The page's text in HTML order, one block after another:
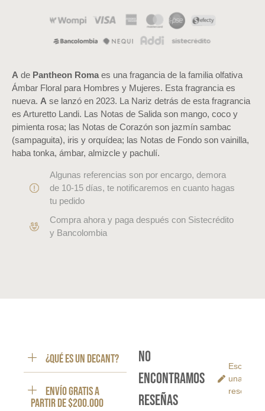
A de Pantheon Roma es una fragancia de la familia olfativa
Ámbar Floral para Hombres y Mujeres. Esta fragrancia es
nueva. A se lanzó en 2023. La Nariz detrás de esta fragrancia
es Arturetto Landi. Las Notas de Salida son mango, coco y
pimienta rosa; las Notas de Corazón son jazmín sambac
(sampaguita), iris y orquídea; las Notas de Fondo son vainilla,
haba tonka, ámbar, almizcle y pachulí.
Algunas referencias son por encargo, demora
de 10-15 días, te notificaremos en cuanto hagas
tu pedido
Compra ahora y paga después con Sistecrédito
y Bancolombia
¿Qué es un decant?
ENVÍO GRATIS a
partir de $200.000
No
encontramos
reseñas
Escribe
una
reseña